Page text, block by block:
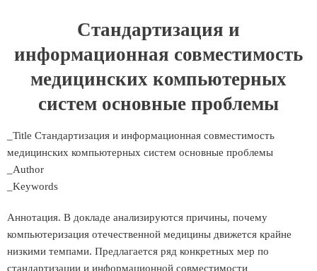
Стандартизация и
информационная совместимость
медицинских компьютерных
систем основные проблемы
_Title Стандартизация и информационная совместимость
медицинских компьютерных систем основные проблемы
_Author
_Keywords
Аннотация. В докладе анализируются причины, почему
компьютеризация отечественной медицины движется крайне
низкими темпами. Предлагается ряд конкретных мер по
стандартизации и информационной совместимости